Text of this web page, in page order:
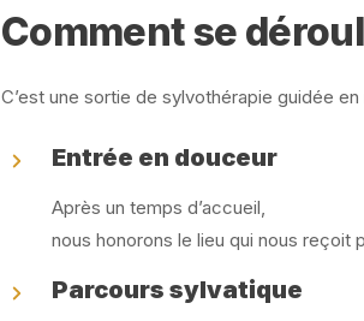
Comment se
C’est une sortie de sylvothérapie guidée
Entrée en douceur
Après un temps d’accueil,
nous honorons le lieu qui nous reçoit
Parcours sylvatique